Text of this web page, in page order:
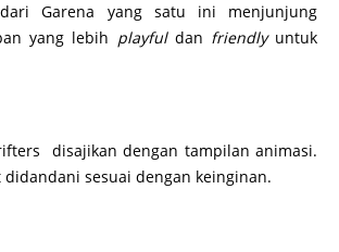
Garena yang satu ini menjunjung
yang lebih playfuldan friendlyuntuk
disajikan dengan tampilan animasi.
sesuai dengan keinginan.